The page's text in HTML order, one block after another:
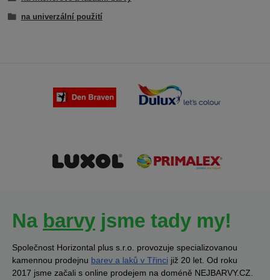
na univerzální použití
Na barvy jsme tady my!
Společnost Horizontal plus s.r.o. provozuje specializovanou
kamennou prodejnu barev a laků v Třinci již 20 let. Od roku
2017 jsme začali s online prodejem na doméně NEJBARVY.CZ.